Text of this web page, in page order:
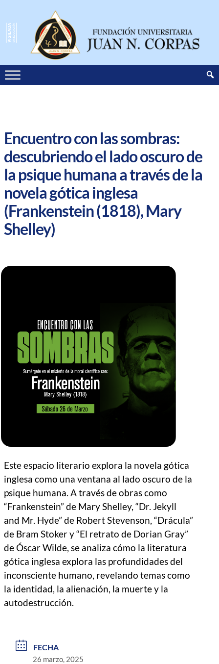
Encuentro con las sombras:
descubriendo el lado oscuro de
la psique humana a través de la
novela gótica inglesa
(Frankenstein (1818), Mary
Shelley)
Este espacio literario explora la novela gótica
inglesa como una ventana al lado oscuro de la
psique humana. A través de obras como
“Frankenstein” de Mary Shelley, “Dr. Jekyll
and Mr. Hyde” de Robert Stevenson, “Drácula”
de Bram Stoker y “El retrato de Dorian Gray”
de Óscar Wilde, se analiza cómo la literatura
gótica inglesa explora las profundidades del
inconsciente humano, revelando temas como
la identidad, la alienación, la muerte y la
autodestrucción.
FECHA
26 marzo, 2025